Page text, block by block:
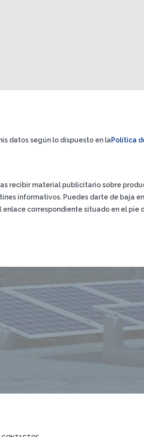
datos según lo dispuesto en laPolítica
recibir material publicitario sobre
informativos. Puedes darte de baja
enlace correspondiente situado en el pie